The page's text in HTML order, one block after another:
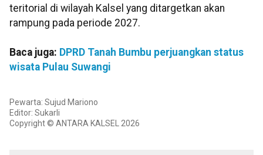
teritorial di wilayah Kalsel yang ditargetkan akan
rampung pada periode 2027.
Baca juga: DPRD Tanah Bumbu perjuangkan status
wisata Pulau Suwangi
Pewarta: Sujud Mariono
Editor: Sukarli
Copyright © ANTARA KALSEL 2026